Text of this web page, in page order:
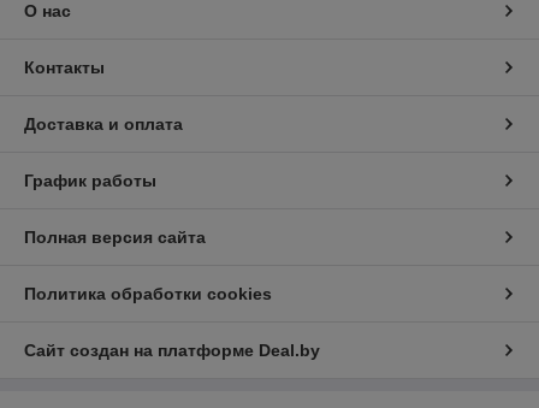
О нас
Контакты
Доставка и оплата
График работы
Полная версия сайта
Политика обработки cookies
Сайт создан на платформе Deal.by